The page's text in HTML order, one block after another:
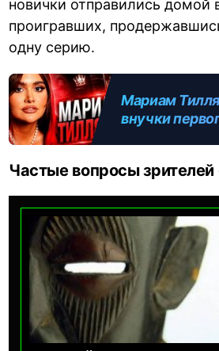
новички отправились домой
проигравших,
одну серию.
Мариам
внучки
Частые вопросы зрителей